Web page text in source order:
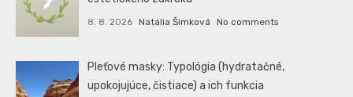
8. 8. 2026 Natália Šimková No comments
Pleťové masky: Typológia (hydratačné,
upokojujúce, čistiace) a ich funkcia